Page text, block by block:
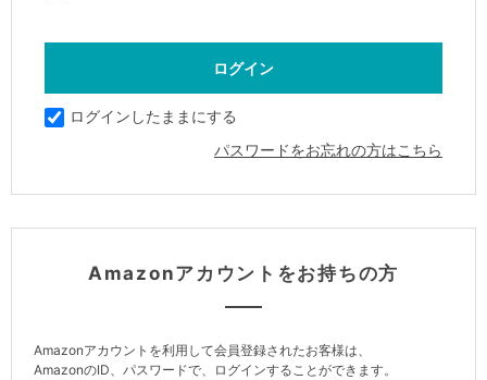
ログインしたままにする
パスワードをお忘れの方はこちら
Amazonアカウントをお持ちの方
Amazonアカウントを利用して会員登録されたお客様は、
AmazonのID、パスワードで、ログインすることができます。